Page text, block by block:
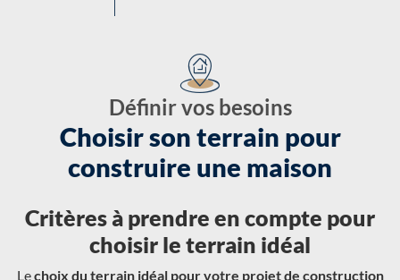
Définir vos besoins
Choisir son terrain pour
construire une maison
Critères à prendre en compte pour
choisir le terrain idéal
Lechoix du terrain idéal pour votre projet de construction